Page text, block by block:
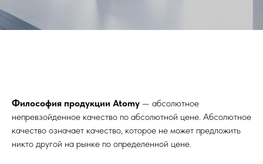
Философия продукции Atomy — абсолютное
непревзойденное качество по абсолютной цене. Абсолютное
качество означает качество, которое не может предложить
никто другой на рынке по определенной цене.